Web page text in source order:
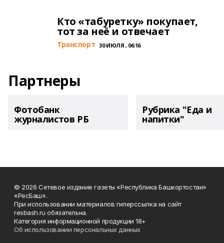
Кто «табуретку» покупает,
тот за неё и отвечает
Транспорт 30 ИЮЛЯ , 06:16
Партнеры
Фотобанк
журналистов РБ
Рубрика "Еда и
напитки"
© 2026 Сетевое издание газеты «Республика Башкортостан»
«РесБаш».
При использовании материалов гиперссылка на сайт
resbash.ru обязательна.
Категория информационной продукции 18+
Об использовании персональных данных